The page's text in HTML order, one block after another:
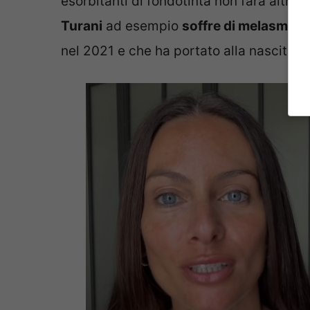
Turani ad esempio soffre di melasma
nel 2021 e che ha portato alla nascita